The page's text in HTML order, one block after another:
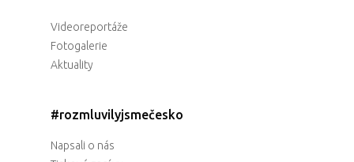
Videoreportáže
Fotogalerie
Aktuality
#rozmluvilyjsmečesko
Napsali o nás